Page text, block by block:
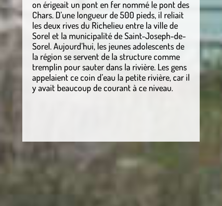
on érigeait un pont en fer nommé le pont des
Chars. D’une longueur de 500 pieds, il reliait
les deux rives du Richelieu entre la ville de
Sorel et la municipalité de Saint-Joseph-de-
Sorel. Aujourd’hui, les jeunes adolescents de
la région se servent de la structure comme
tremplin pour sauter dans la rivière. Les gens
appelaient ce coin d’eau la petite rivière, car il
y avait beaucoup de courant à ce niveau.